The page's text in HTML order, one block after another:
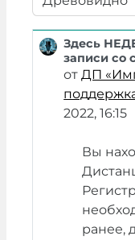
Режим
Здесь
записи со
от ДП
2022, 16:15
Вы
ранее,